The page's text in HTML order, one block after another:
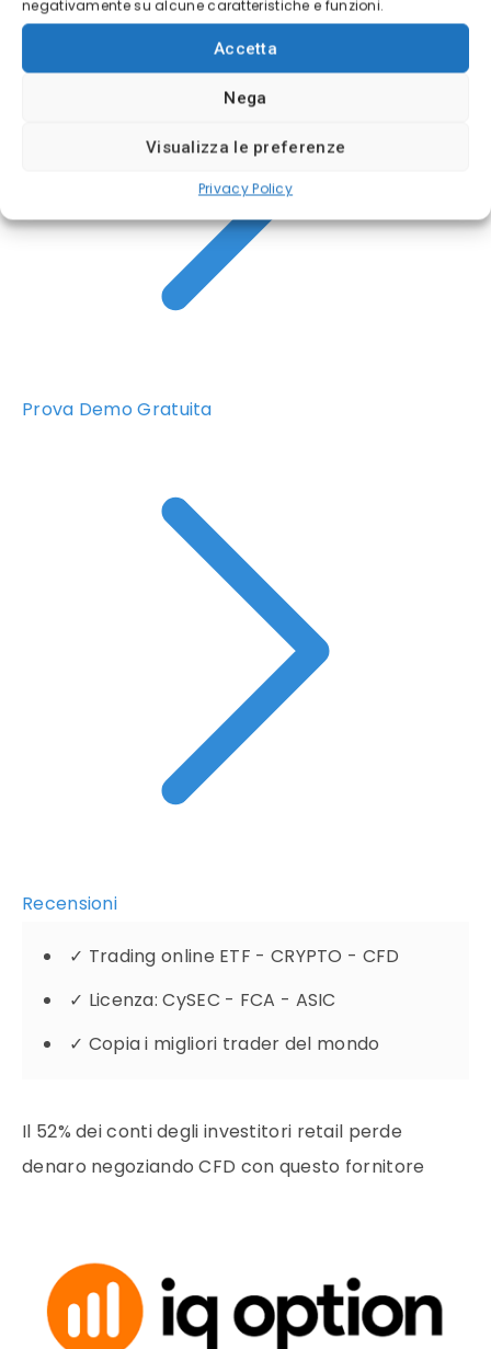
negativamente su alcune caratteristiche e funzioni.
Accetta
Nega
Visualizza le preferenze
Privacy Policy
Prova Demo Gratuita
Recensioni
✓ Trading online ETF - CRYPTO - CFD
✓ Licenza: CySEC - FCA - ASIC
✓ Copia i migliori trader del mondo
Il 52% dei conti degli investitori retail perde
denaro negoziando CFD con questo fornitore